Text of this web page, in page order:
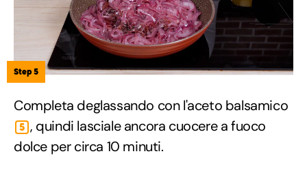
Step 5
Completa deglassando con l'aceto balsamico
5 , quindi lasciale ancora cuocere a fuoco
dolce per circa 10 minuti.